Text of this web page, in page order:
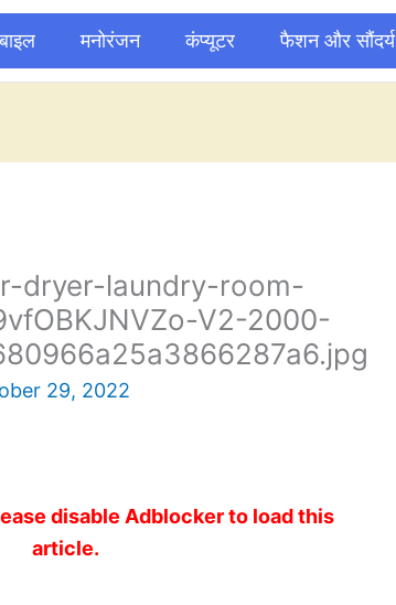
मनोरंजन कंप्यूटर फैशन और सौंदर्य
dryer-laundry-room-
V2-2000-
29, 2022
disable Adblocker to load this
article.